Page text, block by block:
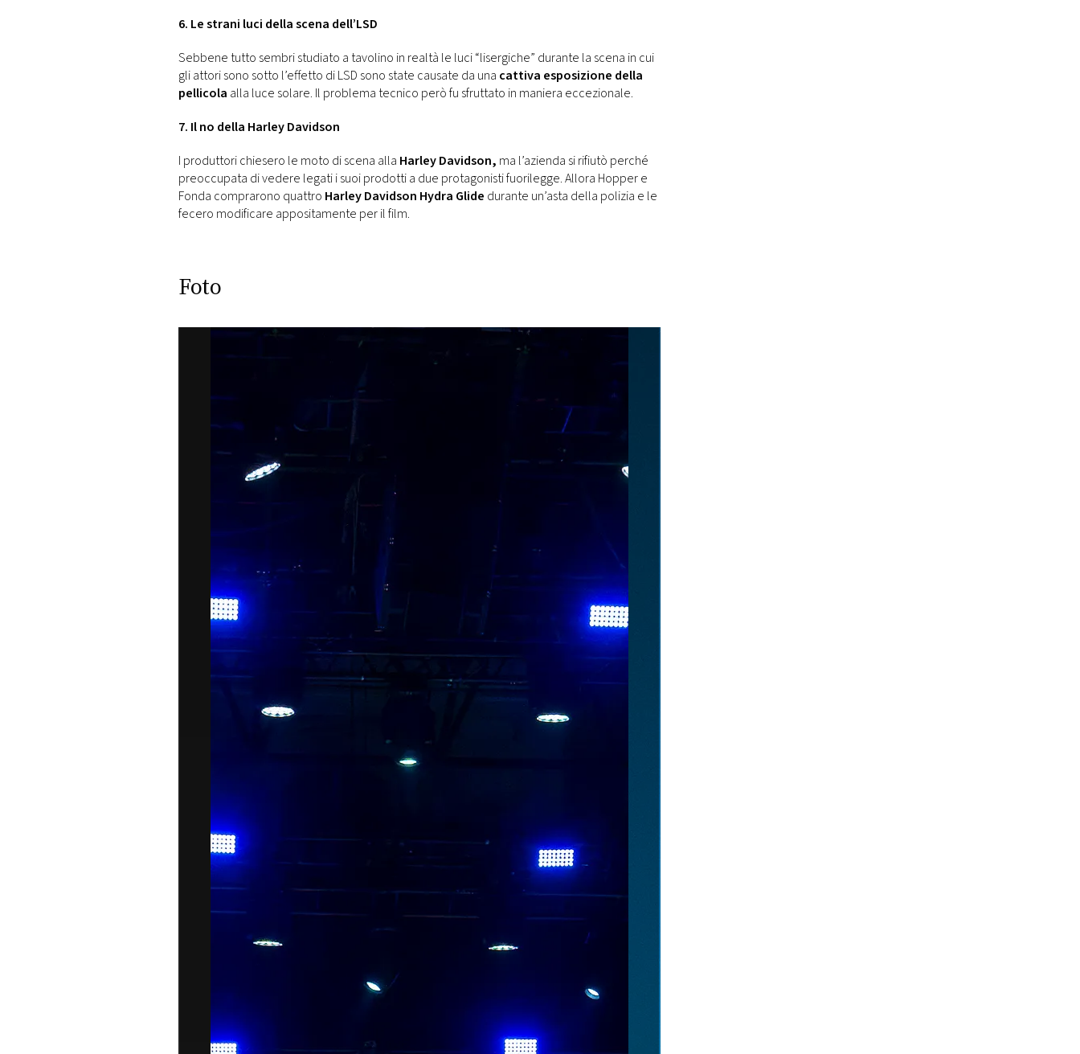
6. Le strani luci della scena dell’LSD
Sebbene tutto sembri studiato a tavolino in realtà le luci “lisergiche” durante la scena in cui
gli attori sono sotto l’effetto di LSD sono state causate da una cattiva esposizione della
pellicola alla luce solare. Il problema tecnico però fu sfruttato in maniera eccezionale.
7. Il no della Harley Davidson
I produttori chiesero le moto di scena alla Harley Davidson, ma l’azienda si rifiutò perché
preoccupata di vedere legati i suoi prodotti a due protagonisti fuorilegge. Allora Hopper e
Fonda comprarono quattro Harley Davidson Hydra Glide durante un’asta della polizia e le
fecero modificare appositamente per il film.
Foto